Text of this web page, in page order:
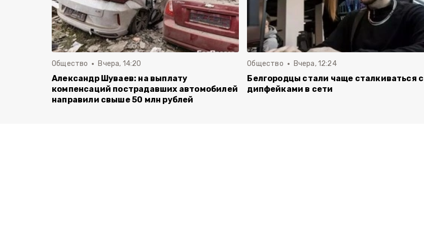
Общество Вчера, 14:20
Александр Шуваев: на выплату
компенсаций пострадавших автомобилей
направили свыше 50 млн рублей
Общество Вчера, 12:24
Белгородцы стали чаще сталкиваться с
дипфейками в сети